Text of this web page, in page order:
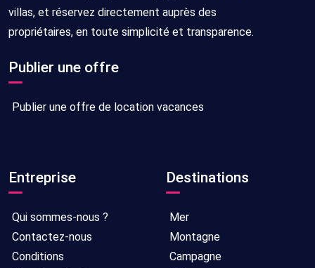
villas, et réservez directement auprès des
propriétaires, en toute simplicité et transparence.
Publier une offre
Publier une offre de location vacances
Entreprise
Qui sommes-nous ?
Contactez-nous
Conditions
Destinations
Mer
Montagne
Campagne